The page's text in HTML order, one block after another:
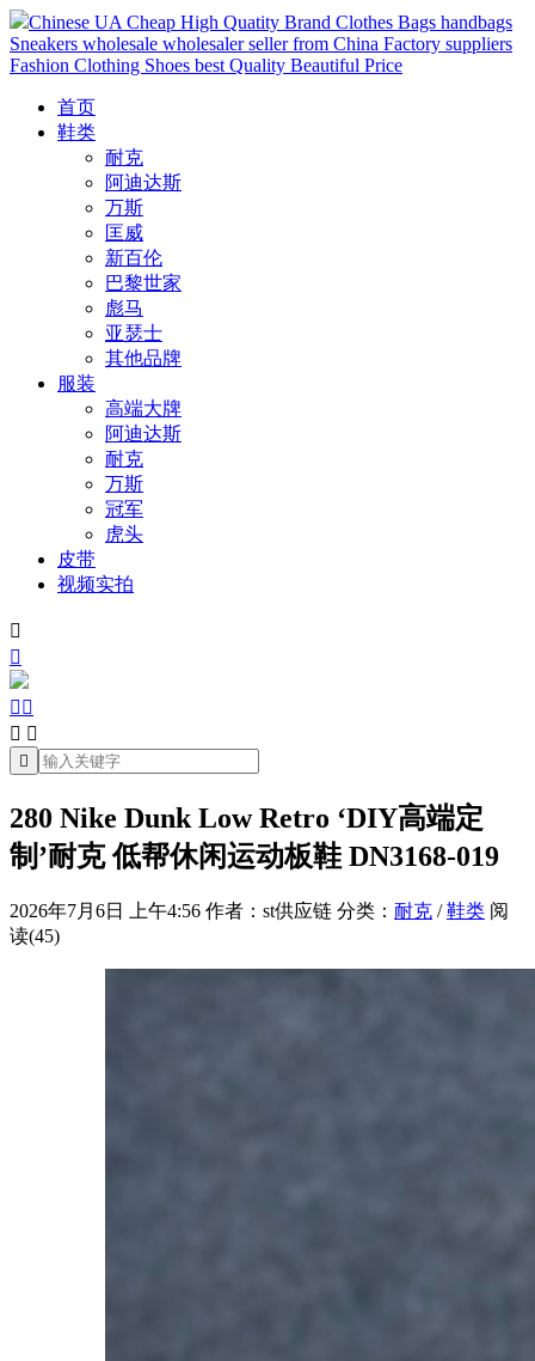
Chinese UA Cheap High Quatity Brand Clothes Bags handbags
Sneakers wholesale wholesaler seller from China Factory suppliers
Fashion Clothing Shoes best Quality Beautiful Price
首页
鞋类
耐克
阿迪达斯
万斯
匡威
新百伦
巴黎世家
彪马
亚瑟士
其他品牌
服装
高端大牌
阿迪达斯
耐克
万斯
冠军
虎头
皮带
视频实拍


 
 

280 Nike Dunk Low Retro ‘DIY高端定
制’耐克 低帮休闲运动板鞋 DN3168-019
2026年7月6日 上午4:56 作者：st供应链 分类： 耐克 /鞋类 阅
读(45)